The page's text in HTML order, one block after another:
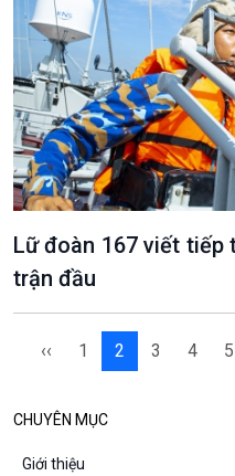
VOV1 đặc biệt
Thanh âm ký sự
Chân dung cuộc sống
Các chương trình đặc biệt
Lữ đoàn 167 viết tiếp
trận đầu
‹‹ 1 2 3 4 5
CHUYÊN MỤC
Giới thiệu